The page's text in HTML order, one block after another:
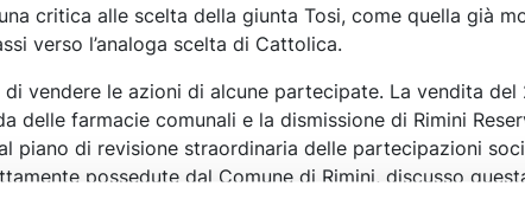
critica alle scelta della giunta Tosi, come quella già
verso l’analoga scelta di Cattolica.
di vendere le azioni di alcune partecipate. La vendita del
delle farmacie comunali e la dismissione di Rimini
piano di revisione straordinaria delle partecipazioni
possedute dal Comune di Rimini, discusso
Un piano che “rientra in una strategia a medio e lungo